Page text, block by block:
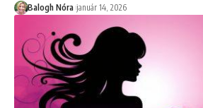
Balogh Nóra január 14, 2026